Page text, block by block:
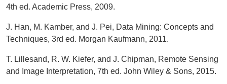
4th ed. Academic Press, 2009.
J. Han, M. Kamber, and J. Pei, Data Mining: Concepts and
Techniques, 3rd ed. Morgan Kaufmann, 2011.
T. Lillesand, R. W. Kiefer, and J. Chipman, Remote Sensing
and Image Interpretation, 7th ed. John Wiley & Sons, 2015.